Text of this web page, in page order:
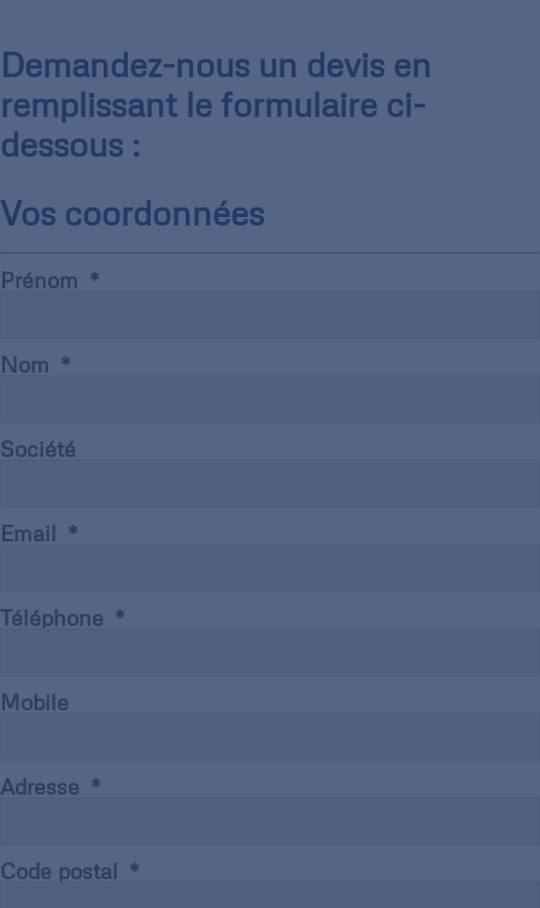
Demandez-nous un devis en
remplissant le formulaire ci-
dessous :
Vos coordonnées
Prénom
Nom
Société
Email
Téléphone
Mobile
Adresse
Code postal